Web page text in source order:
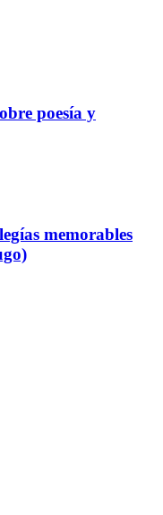
poesía y
memorables